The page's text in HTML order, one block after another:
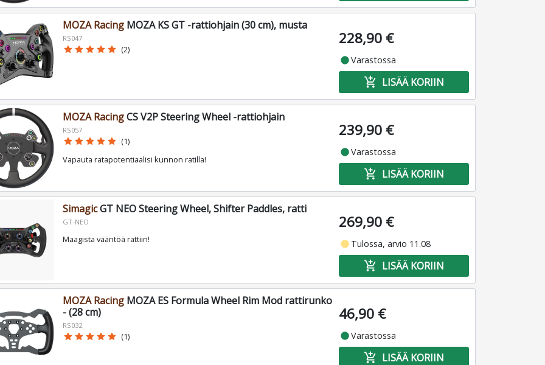
MOZA RacingMOZA KS GT -rattiohjain (30 cm), musta
RS047
star star star star star (2)
228,90 €
fiber_manual_recordVarastossa
add_shopping_cart LISÄÄ KORIIN
MOZA RacingCS V2P Steering Wheel -rattiohjain
RS057
star star star star star (1)
Vapauta ratapotentiaalisi kunnon ratilla!
239,90 €
fiber_manual_recordVarastossa
add_shopping_cart LISÄÄ KORIIN
SimagicGT NEO Steering Wheel, Shifter Paddles, ratti
GT-NEO
Maagista vääntöä rattiin!
269,90 €
fiber_manual_record Tulossa, arvio 11.08
add_shopping_cart LISÄÄ KORIIN
MOZA RacingMOZA ES Formula Wheel Rim Mod rattirunko
- (28 cm)
RS032
star star star star star (1)
46,90 €
fiber_manual_recordVarastossa
add_shopping_cart LISÄÄ KORIIN